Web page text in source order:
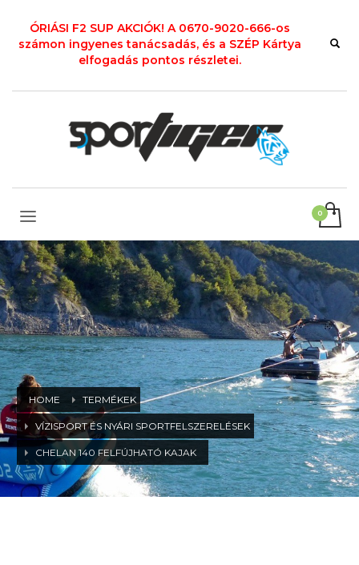
ÓRIÁSI F2 SUP AKCIÓK! A 0670-9020-666-os
számon ingyenes tanácsadás, és a SZÉP Kártya
elfogadás pontos részletei.
HOME TERMÉKEK
VÍZISPORT ÉS NYÁRI SPORTFELSZERELÉSEK
CHELAN 140 FELFÚJHATÓ KAJAK